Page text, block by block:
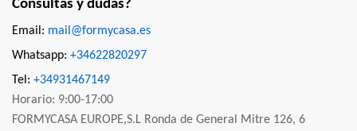
Consultas y dudas?
Email: mail@formycasa.es
Whatsapp: +34622820297
Tel: +34931467149
Horario: 9:00-17:00
FORMYCASA EUROPE,S.L Ronda de General Mitre 126, 6